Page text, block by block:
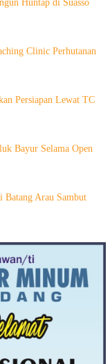
Huntap di Suasso
Clinic Perhutanan
Persiapan Lewat TC
Bayur Selama Open
Batang Arau Sambut